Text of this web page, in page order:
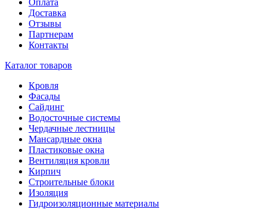
Доставка
Отзывы
Партнерам
Контакты
Каталог товаров
Кровля
Фасады
Сайдинг
Водосточные системы
Чердачные лестницы
Мансардные окна
Пластиковые окна
Вентиляция кровли
Кирпич
Строительные блоки
Изоляция
Гидроизоляционные материалы